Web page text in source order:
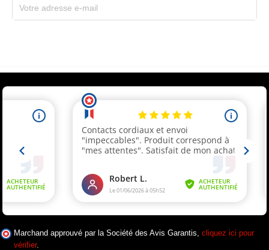
Marchand approuvé par la Société des Avis Garantis, cliquez ici pour
vérifier.